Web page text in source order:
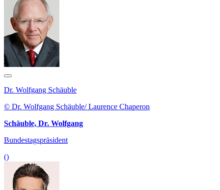
Dr. Wolfgang Schäuble
© Dr. Wolfgang Schäuble/ Laurence Chaperon
Schäuble, Dr. Wolfgang
Bundestagspräsident
()